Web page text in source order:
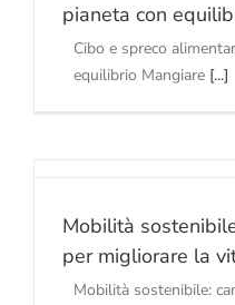
pianeta con
Cibo e spreco
equilibrio Mangiare [...]
Mobilità
per migliorare la
Mobilità sostenibile: